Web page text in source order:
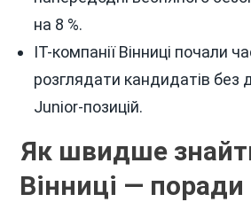
на 8 %.
IT-компанії Вінниці почали
розглядати кандидатів без
Junior-позицій.
Як швидше
Вінниці — поради